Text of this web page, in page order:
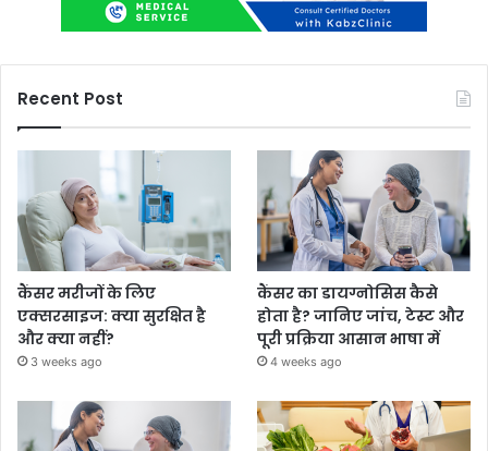
Recent Post
कैंसर मरीजों के लिए
एक्सरसाइज: क्या सुरक्षित है
और क्या नहीं?
3 weeks ago
कैंसर का डायग्नोसिस कैसे
होता है? जानिए जांच, टेस्ट और
पूरी प्रक्रिया आसान भाषा में
4 weeks ago